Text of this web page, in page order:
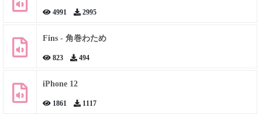
4991 2995
Fins - 角巻わため
823 494
iPhone 12
1861 1117